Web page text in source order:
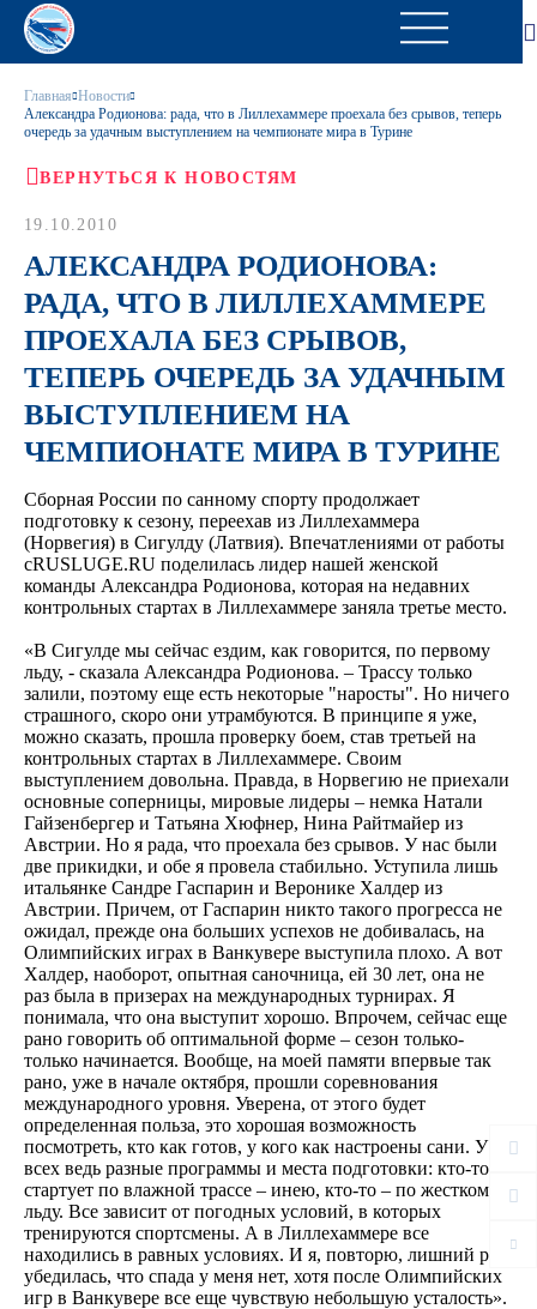
Главная Новости
Александра Родионова: рада, что в Лиллехаммере проехала без срывов, теперь
очередь за удачным выступлением на чемпионате мира в Турине
ВЕРНУТЬСЯ К НОВОСТЯМ
19.10.2010
АЛЕКСАНДРА РОДИОНОВА:
РАДА, ЧТО В ЛИЛЛЕХАММЕРЕ
ПРОЕХАЛА БЕЗ СРЫВОВ,
ТЕПЕРЬ ОЧЕРЕДЬ ЗА УДАЧНЫМ
ВЫСТУПЛЕНИЕМ НА
ЧЕМПИОНАТЕ МИРА В ТУРИНЕ
Сборная России по санному спорту продолжает
подготовку к сезону, переехав из Лиллехаммера
(Норвегия) в Сигулду (Латвия). Впечатлениями от работы
сRUSLUGE.RU поделилась лидер нашей женской
команды Александра Родионова, которая на недавних
контрольных стартах в Лиллехаммере заняла третье место.
«В Сигулде мы сейчас ездим, как говорится, по первому
льду, - сказала Александра Родионова. – Трассу только
залили, поэтому еще есть некоторые "наросты". Но ничего
страшного, скоро они утрамбуются. В принципе я уже,
можно сказать, прошла проверку боем, став третьей на
контрольных стартах в Лиллехаммере. Своим
выступлением довольна. Правда, в Норвегию не приехали
основные соперницы, мировые лидеры – немка Натали
Гайзенбергер и Татьяна Хюфнер, Нина Райтмайер из
Австрии. Но я рада, что проехала без срывов. У нас были
две прикидки, и обе я провела стабильно. Уступила лишь
итальянке Сандре Гаспарин и Веронике Халдер из
Австрии. Причем, от Гаспарин никто такого прогресса не
ожидал, прежде она больших успехов не добивалась, на
Олимпийских играх в Ванкувере выступила плохо. А вот
Халдер, наоборот, опытная саночница, ей 30 лет, она не
раз была в призерах на международных турнирах. Я
понимала, что она выступит хорошо. Впрочем, сейчас еще
рано говорить об оптимальной форме – сезон только-
только начинается. Вообще, на моей памяти впервые так
рано, уже в начале октября, прошли соревнования
международного уровня. Уверена, от этого будет
определенная польза, это хорошая возможность
посмотреть, кто как готов, у кого как настроены сани. У
всех ведь разные программы и места подготовки: кто-то
стартует по влажной трассе – инею, кто-то – по жесткому
льду. Все зависит от погодных условий, в которых
тренируются спортсмены. А в Лиллехаммере все
находились в равных условиях. И я, повторю, лишний раз
убедилась, что спада у меня нет, хотя после Олимпийских
игр в Ванкувере все еще чувствую небольшую усталость».